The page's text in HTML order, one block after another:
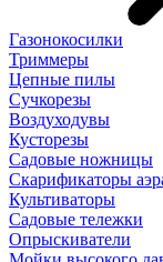
Газонокосилки
Триммеры
Цепные пилы
Cучкорезы
Воздуходувы
Кусторезы
Садовые ножницы
Скарификаторы
Культиваторы
Садовые тележки
Опрыскиватели